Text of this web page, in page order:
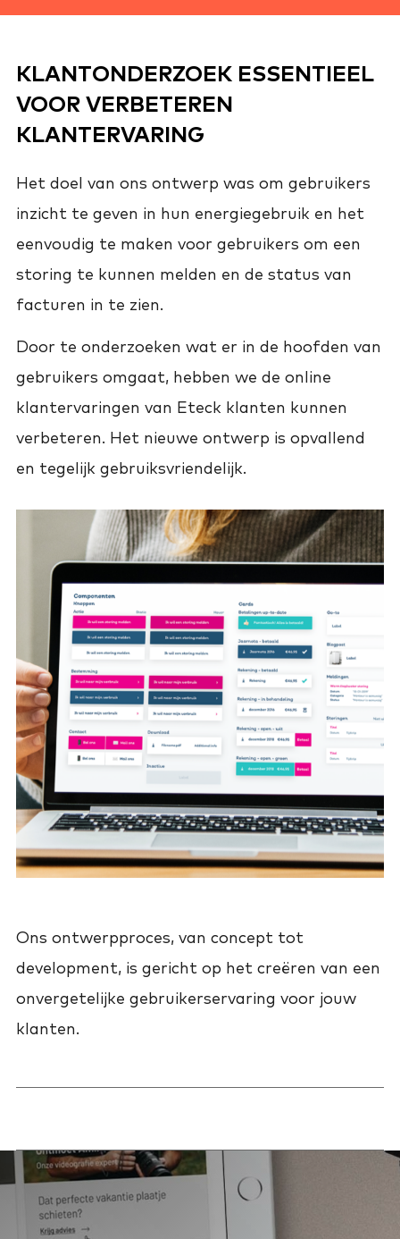
KLANTONDERZOEK ESSENTIEEL
VOOR VERBETEREN
KLANTERVARING
Het doel van ons ontwerp was om gebruikers
inzicht te geven in hun energiegebruik en het
eenvoudig te maken voor gebruikers om een
storing te kunnen melden en de status van
facturen in te zien.
Door te onderzoeken wat er in de hoofden van
gebruikers omgaat, hebben we de online
klantervaringen van Eteck klanten kunnen
verbeteren. Het nieuwe ontwerp is opvallend
en tegelijk gebruiksvriendelijk.
Ons ontwerpproces, van concept tot
development, is gericht op het creëren van een
onvergetelijke gebruikerservaring voor jouw
klanten.